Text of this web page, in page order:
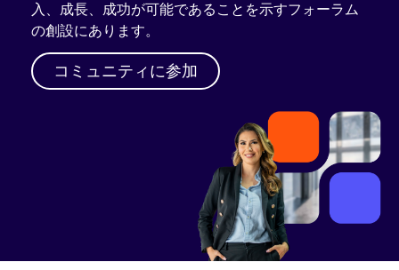
入、成長、成功が可能であることを示すフォーラム
の創設にあります。
コミュニティに参加